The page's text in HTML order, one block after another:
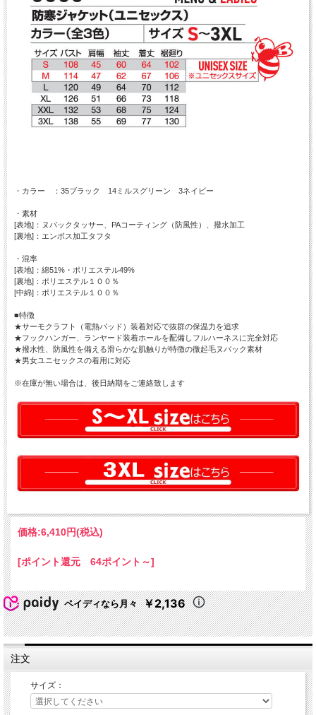
・カラー ：35ブラック 14ミルスグリーン 3ネイビー
・素材
[表地]：ヌバックタッサー、PAコーティング（防風性）、撥水加工
[裏地]：エンボス加工タフタ
・混率
[表地]：綿51%・ポリエステル49%
[裏地]：ポリエステル１００％
[中綿]：ポリエステル１００％
■特徴
★サーモクラフト（電熱パッド）装着対応で抜群の保温力を追求
★フックハンガー、ランヤード装着ホールを配備しフルハーネスに完全対応
★撥水性、防風性を備える滑らかな肌触りが特徴の微起毛ヌバック素材
★男女ユニセックスの着用に対応
※在庫が無い場合は、後日納期をご連絡致します
価格:6,410円(税込)
[ポイント還元 64ポイント～]
ペイディなら月々 ￥2,136
注文
サイズ：